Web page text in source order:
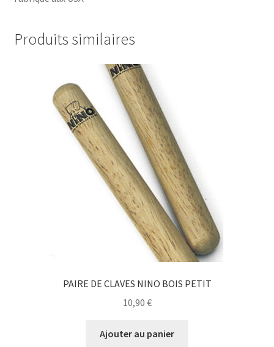
Produits similaires
PAIRE DE CLAVES NINO BOIS PETIT
10,90 €
Ajouter au panier